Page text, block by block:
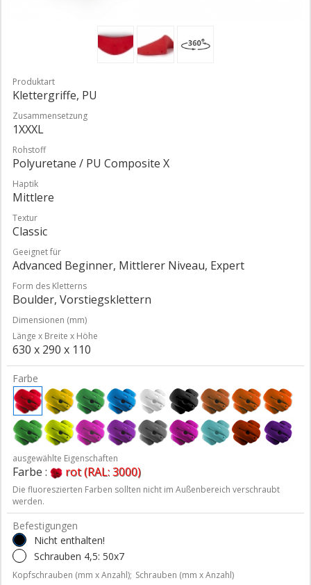
Produktart
Klettergriffe, PU
Zusammensetzung
1XXXL
Rohstoff
Polyuretane / PU Composite X
Haptik
Mittlere
Textur
Classic
Geeignet für
Advanced Beginner, Mittlerer Niveau, Expert
Form des Kletterns
Boulder, Vorstiegsklettern
Dimensionen (mm)
Länge x Breite x Höhe
630 x 290 x 110
Farbe
ausgewählte Eigenschaften
Farbe : rot (RAL: 3000)
Die fluoreszierten Farben sollten nicht im Außenbereich verschraubt
werden.
Befestigungen
Nicht enthalten!
Schrauben 4,5: 50x7
Kopfschrauben (mm x Anzahl); Schrauben (mm x Anzahl)